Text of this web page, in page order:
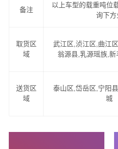
4、同样运价比速度，同样速
价格优惠，运货及时，欢迎
韶关到泰安物流服务项目
备注
以上车型的载重吨位
询下
取货区
域
武江区,浈江区,曲江
翁源县,乳源瑶族,新
送货区
域
泰山区,岱岳区,宁阳
城